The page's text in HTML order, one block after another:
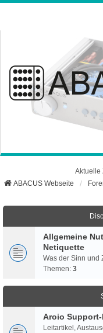
Aktuelle
ABACUS Webseite
Allgemeine
Netiquette
Was der Sinn und
Themen: 3
Aroio
Leitartikel,